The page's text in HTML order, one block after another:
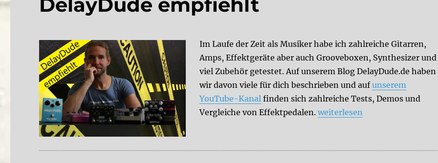
Im Laufe der Zeit als Musiker habe ich zahlreiche Gitarren,
Amps, Effektgeräte aber auch Grooveboxen, Synthesizer und
viel Zubehör getestet. Auf unserem Blog DelayDude.de haben
wir davon viele für dich beschrieben und aufunserem
YouTube-Kanal finden sich zahlreiche Tests, Demos und
Vergleiche von Effektpedalen.„DelayDude empfiehlt“
weiterlesen